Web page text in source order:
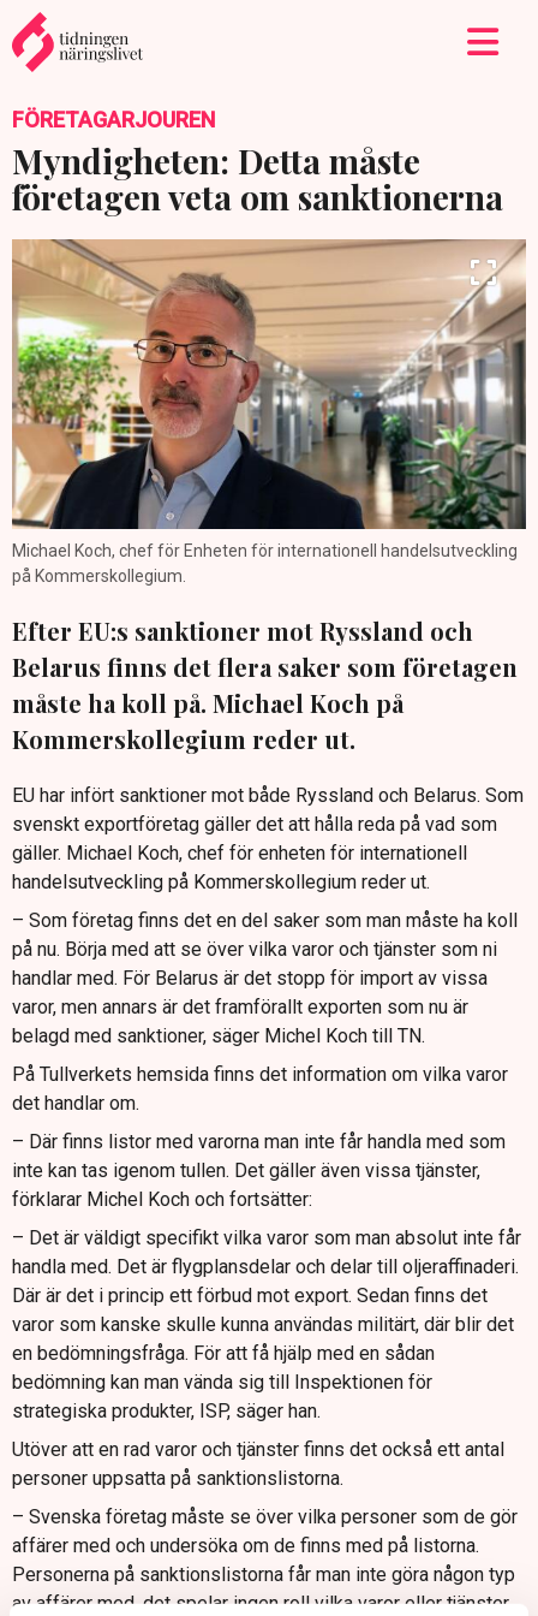
FÖRETAGARJOUREN
Myndigheten: Detta måste
företagen veta om sanktionerna
Michael Koch, chef för Enheten för internationell handelsutveckling
på Kommerskollegium.
Efter EU:s sanktioner mot Ryssland och
Belarus finns det flera saker som företagen
måste ha koll på. Michael Koch på
Kommerskollegium reder ut.
EU har infört sanktioner mot både Ryssland och Belarus. Som
svenskt exportföretag gäller det att hålla reda på vad som
gäller. Michael Koch, chef för enheten för internationell
handelsutveckling på Kommerskollegium reder ut.
– Som företag finns det en del saker som man måste ha koll
på nu. Börja med att se över vilka varor och tjänster som ni
handlar med. För Belarus är det stopp för import av vissa
varor, men annars är det framförallt exporten som nu är
belagd med sanktioner, säger Michel Koch till TN.
På Tullverkets hemsida finns det information om vilka varor
det handlar om.
– Där finns listor med varorna man inte får handla med som
inte kan tas igenom tullen. Det gäller även vissa tjänster,
förklarar Michel Koch och fortsätter:
– Det är väldigt specifikt vilka varor som man absolut inte får
handla med. Det är flygplansdelar och delar till oljeraffinaderi.
Där är det i princip ett förbud mot export. Sedan finns det
varor som kanske skulle kunna användas militärt, där blir det
en bedömningsfråga. För att få hjälp med en sådan
bedömning kan man vända sig till Inspektionen för
strategiska produkter, ISP, säger han.
Utöver att en rad varor och tjänster finns det också ett antal
personer uppsatta på sanktionslistorna.
– Svenska företag måste se över vilka personer som de gör
affärer med och undersöka om de finns med på listorna.
Personerna på sanktionslistorna får man inte göra någon typ
av affärer med, det spelar ingen roll vilka varor eller tjänster